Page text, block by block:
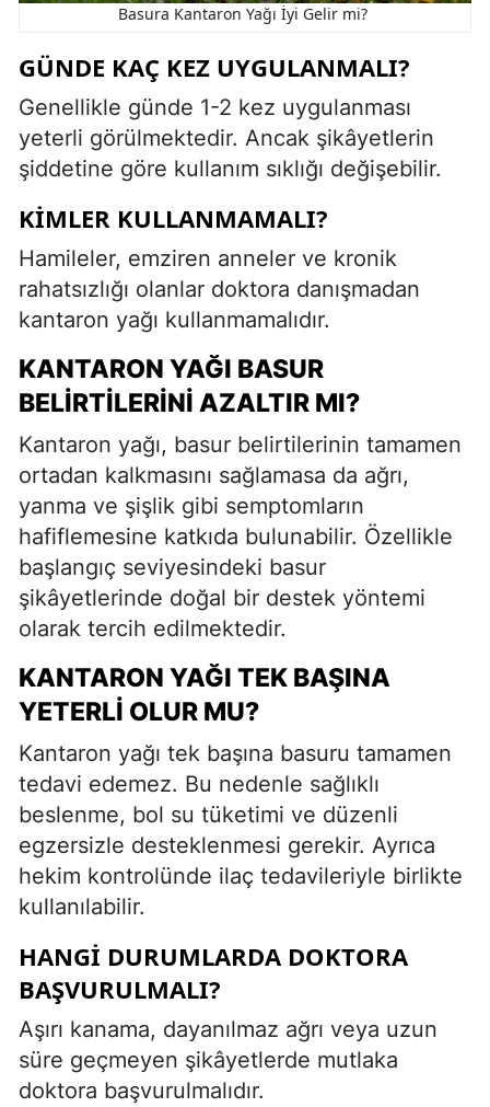
Basura Kantaron Yağı İyi Gelir mi?
GÜNDE KAÇ KEZ UYGULANMALI?
Genellikle günde 1-2 kez uygulanması
yeterli görülmektedir. Ancak şikâyetlerin
şiddetine göre kullanım sıklığı değişebilir.
KIMLER KULLANMAMALI?
Hamileler, emziren anneler ve kronik
rahatsızlığı olanlar doktora danışmadan
kantaron yağı kullanmamalıdır.
KANTARON YAĞI BASUR
BELIRTILERINI AZALTIR MI?
Kantaron yağı, basur belirtilerinin tamamen
ortadan kalkmasını sağlamasa da ağrı,
yanma ve şişlik gibi semptomların
hafiflemesine katkıda bulunabilir. Özellikle
başlangıç seviyesindeki basur
şikâyetlerinde doğal bir destek yöntemi
olarak tercih edilmektedir.
KANTARON YAĞI TEK BAŞINA
YETERLI OLUR MU?
Kantaron yağı tek başına basuru tamamen
tedavi edemez. Bu nedenle sağlıklı
beslenme, bol su tüketimi ve düzenli
egzersizle desteklenmesi gerekir. Ayrıca
hekim kontrolünde ilaç tedavileriyle birlikte
kullanılabilir.
HANGI DURUMLARDA DOKTORA
BAŞVURULMALI?
Aşırı kanama, dayanılmaz ağrı veya uzun
süre geçmeyen şikâyetlerde mutlaka
doktora başvurulmalıdır.